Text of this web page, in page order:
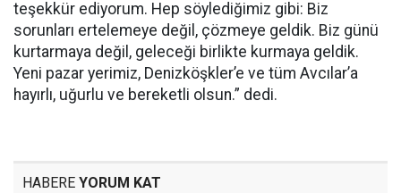
teşekkür ediyorum. Hep söylediğimiz gibi: Biz
sorunları ertelemeye değil, çözmeye geldik. Biz günü
kurtarmaya değil, geleceği birlikte kurmaya geldik.
Yeni pazar yerimiz, Denizköşkler’e ve tüm Avcılar’a
hayırlı, uğurlu ve bereketli olsun.” dedi.
HABERE YORUM KAT